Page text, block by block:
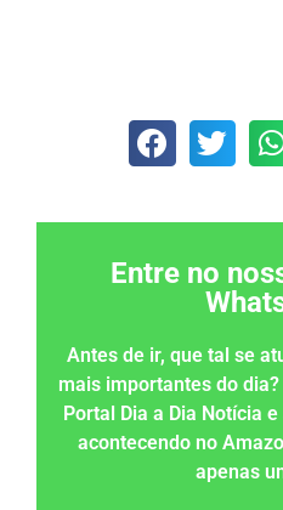
Entre no
Antes de ir, que tal se
mais importantes do
Portal Dia a Dia Notícia
acontecendo no
apenas